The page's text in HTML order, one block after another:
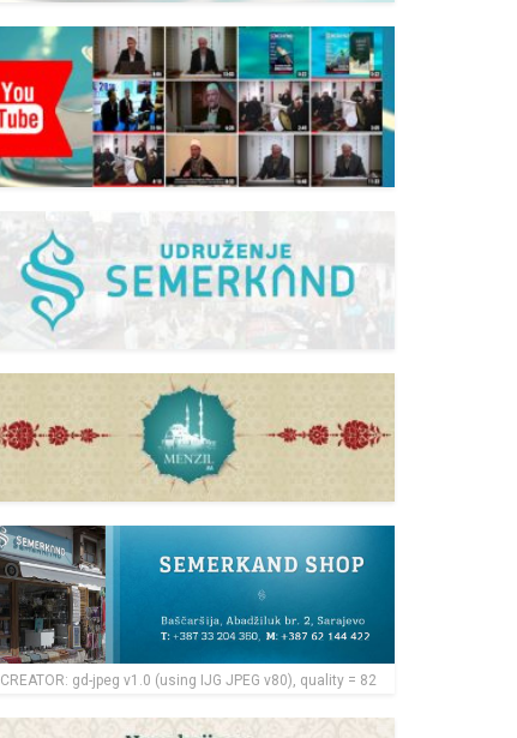
CREATOR: gd-jpeg v1.0 (using IJG JPEG v80), quality = 82